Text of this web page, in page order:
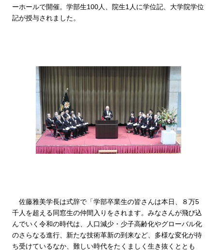
ーホールで開催。学部生100人、院生1人に学位記、大学院学位
記が授与されました。
佐藤雅美学長は式辞で「学部卒業生の皆さんは本日、８万5
千人を超える同窓生の仲間入りをされます。みなさんが飛び込
んでいく令和の時代は、人口減少・少子高齢化やグローバル化
のさらなる進行、新たな技術革新の到来など、多様な変化が待
ち受けているなか、難しい時代をたくましく生き抜くととも